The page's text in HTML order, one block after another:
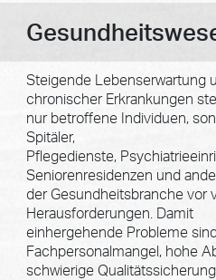
Steigende Lebenserwartung
chronischer Erkrankungen
nur betroffene Individuen,
Spitäler,
Pflegedienste,
Seniorenresidenzen und
der Gesundheitsbranche vor
Herausforderungen. Damit
einhergehende Probleme
Fachpersonalmangel, hohe
schwierige